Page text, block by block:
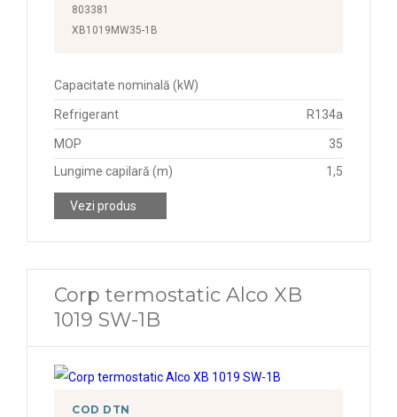
803381
XB1019MW35-1B
Capacitate nominală (kW)
Refrigerant R134a
MOP
35
Lungime capilară (m)
1,5
Vezi produs
Corp termostatic Alco XB
1019 SW-1B
COD DTN